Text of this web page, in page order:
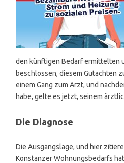
den künftigen Bedarf ermittelten
beschlossen, diesem Gutachten
einem Gang zum Arzt, und
habe, gelte es jetzt, seinem
Die Diagnose
Die Ausgangslage, und hier
Konstanzer Wohnungsbedarfs